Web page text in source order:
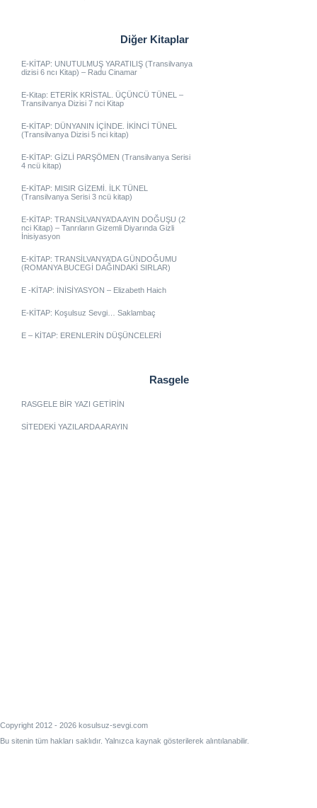
Diğer Kitaplar
E-KİTAP: UNUTULMUŞ YARATILIŞ (Transilvanya
dizisi 6 ncı Kitap) – Radu Cinamar
E-Kitap: ETERİK KRİSTAL. ÜÇÜNCÜ TÜNEL –
Transilvanya Dizisi 7 nci Kitap
E-KİTAP: DÜNYANIN İÇİNDE. İKİNCİ TÜNEL
(Transilvanya Dizisi 5 nci kitap)
E-KİTAP: GİZLİ PARŞÖMEN (Transilvanya Serisi
4 ncü kitap)
E-KİTAP: MISIR GİZEMİ. İLK TÜNEL
(Transilvanya Serisi 3 ncü kitap)
E-KİTAP: TRANSİLVANYA’DA AYIN DOĞUŞU (2
nci Kitap) – Tanrıların Gizemli Diyarında Gizli
İnisiyasyon
E-KİTAP: TRANSİLVANYA’DA GÜNDOĞUMU
(ROMANYA BUCEGİ DAĞINDAKİ SIRLAR)
E -KİTAP: İNİSİYASYON – Elizabeth Haich
E-KİTAP: Koşulsuz Sevgi… Saklambaç
E – KİTAP: ERENLERİN DÜŞÜNCELERİ
Rasgele
RASGELE BİR YAZI GETİRİN
SİTEDEKİ YAZILARDA ARAYIN
Copyright 2012 - 2026 kosulsuz-sevgi.com
Bu sitenin tüm hakları saklıdır. Yalnızca kaynak gösterilerek alıntılanabilir.